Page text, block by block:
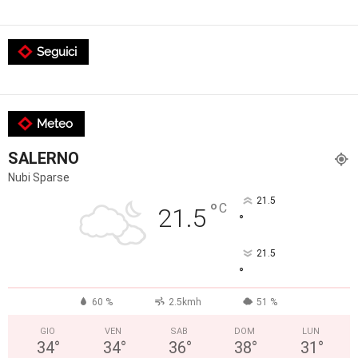
Seguici
Meteo
SALERNO
Nubi Sparse
21.5 °C 21.5
°
21.5
°
60 % 2.5kmh 51 %
GIO
34°
VEN
34°
SAB
36°
DOM
38°
LUN
31 °